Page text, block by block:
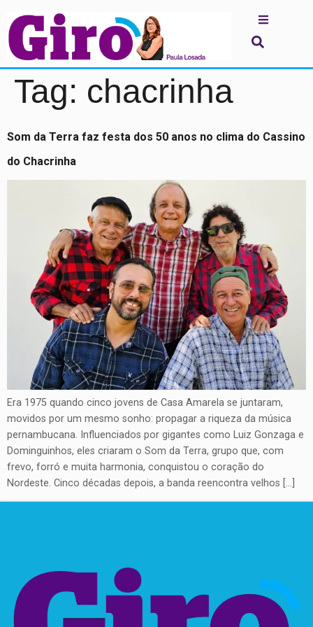
Tag: chacrinha
Som da Terra faz festa dos 50 anos no clima do Cassino
do Chacrinha
Era 1975 quando cinco jovens de Casa Amarela se juntaram,
movidos por um mesmo sonho: propagar a riqueza da música
pernambucana. Influenciados por gigantes como Luiz Gonzaga e
Dominguinhos, eles criaram o Som da Terra, grupo que, com
frevo, forró e muita harmonia, conquistou o coração do
Nordeste. Cinco décadas depois, a banda reencontra velhos […]